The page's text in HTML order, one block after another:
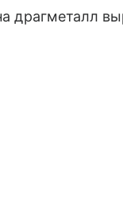
драгметалл